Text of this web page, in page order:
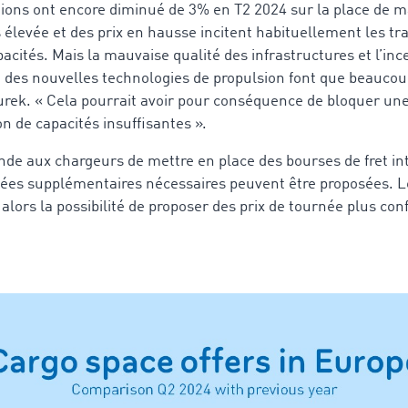
ont encore diminué de 3% en T2 2024 sur la place de
élevée et des prix en hausse incitent habituellement les
Mais la mauvaise qualité des infrastructures et
des nouvelles technologies de propulsion font que
« Cela pourrait avoir pour conséquence de bloquer
de capacités insuffisantes ».
aux chargeurs de mettre en place des bourses de fret
supplémentaires nécessaires peuvent être proposées.
la possibilité de proposer des prix de tournée plus